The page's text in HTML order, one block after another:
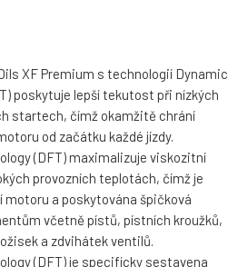
XF Premium s technologií Dynamic
poskytuje lepší tekutost při nízkých
startech, čímž okamžitě chrání
od začátku každé jízdy.
(DFT) maximalizuje viskozitní
provozních teplotách, čímž je
motoru a poskytována špičková
včetně pístů, pístních kroužků,
a zdvihátek ventilů.
(DFT) je specificky sestavena